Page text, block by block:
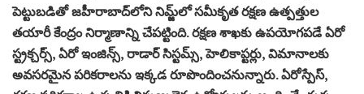
పెట్టుబడితో జహీరాబాద్‌లోని నిమ్జ్‌లో సమీకృత రక్షణ ఉత్పత్తుల
తయారీ కేంద్రం నిర్మాణాన్ని చేపట్టింది. రక్షణ శాఖకు ఉపయోగపడే ఏరో
స్ట్రక్చర్స్‌, ఏరో ఇంజిన్స్‌, రాడార్‌ సిస్టమ్స్‌, హెలికాప్టర్లు, విమానాలకు
అవసరమైన పరికరాలను ఇక్కడ రూపొందించనున్నారు. ఏరోస్పేస్‌,